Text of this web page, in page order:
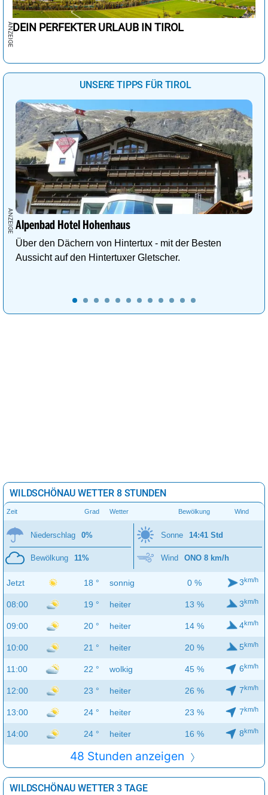
DEIN PERFEKTER URLAUB IN TIROL
UNSERE TIPPS FÜR TIROL
Alpenbad Hotel Hohenhaus
Über den Dächern von Hintertux - mit der Besten
Aussicht auf den Hintertuxer Gletscher.
WILDSCHÖNAU WETTER 8 STUNDEN
Zeit Grad Wetter Bewölkung Wind
Niederschlag 0%
Bewölkung 11%
Sonne 14:41 Std
Wind ONO 8 km/h
Jetzt 18 ° sonnig 0 % 3km/h
08:00 19 ° heiter 13 % 3km/h
09:00 20 ° heiter 14 % 4km/h
10:00 21 ° heiter 20 % 5km/h
11:00 22 ° wolkig 45 % 6km/h
12:00 23 ° heiter 26 % 7km/h
13:00 24 ° heiter 23 % 7km/h
14:00 24 ° heiter 16 % 8km/h
48 Stunden anzeigen
WILDSCHÖNAU WETTER 3 TAGE